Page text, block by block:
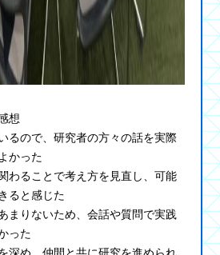
想
るので、研究者の方々の話を実際
かった
わることで考え方を見直し、可能
ると感じた
まりないため、会話や質問で実践
った